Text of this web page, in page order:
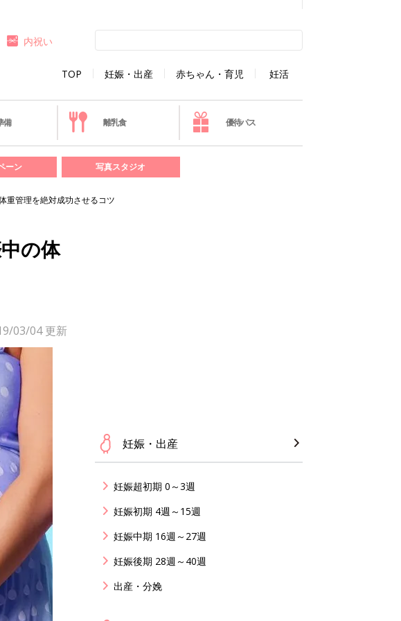
TOP 妊娠・出産 赤ちゃん・育児 妊活
内祝い
備 離乳食 優待パス
ーン 写真スタジオ
重管理を絶対成功させるコツ
の体
03/04更新
妊娠・出産
妊娠超初期 0～3週
妊娠初期 4週～15週
妊娠中期 16週～27週
妊娠後期 28週～40週
出産・分娩